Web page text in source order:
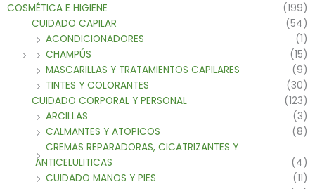
COSMÉTICA E HIGIENE
(199)
CUIDADO CAPILAR
(54)
ACONDICIONADORES
(1)
CHAMPÚS
(15)
MASCARILLAS Y TRATAMIENTOS CAPILARES
(9)
TINTES Y COLORANTES
(30)
CUIDADO CORPORAL Y PERSONAL
(123)
ARCILLAS
(3)
CALMANTES Y ATOPICOS
(8)
CREMAS REPARADORAS, CICATRIZANTES Y
ANTICELULITICAS
(4)
CUIDADO MANOS Y PIES
(11)